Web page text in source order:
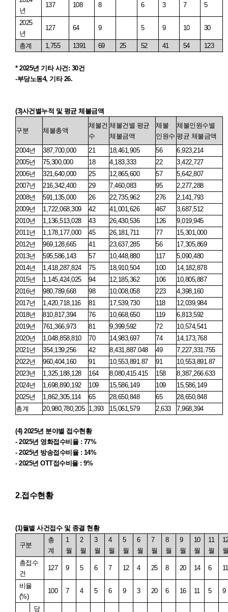
년
137 108 8 6 3 7 5
2025
년
127 64 9 5 9 10 30
총계 1,755 1391 69 25 52 41 54 123
* 2025년 기타 사건: 30건
-부당노동4, 기타26.
(3)사건별누적 및 평균 체불금액
구분 체불총액
체불건
수
체불건별 평균
체불금액
체불
인원수
체불인원수별
평균 체불금액
2004년 387,700,000 21 18,461,905 56
6,923,214
2005년 75,300,000 18 4,183,333 22
3,422,727
2006년 321,640,000 25 12,865,600 57
5,642,807
2007년 216,342,400 29 7,460,083 95
2,277,288
2008년 591,135,000 26 22,735,962 276
2,141,793
2009년 1,722,068,309 42 41,001,626 467
3,687,512
2010년 1,136,513,028 43 26,430,536 126
9,019,945
2011년 1,178,177,000 45 26,181,711 77
15,301,000
2012년 969,128,665 41 23,637,285 56
17,305,869
2013년 595,586,143 57 10,448,880 117
5,090,480
2014년 1,418,287,824 75 18,910,504 100
14,182,878
2015년 1,145,424,025 94 12,185,362 106
10,805,887
2016년 980,789,668 98 10,008,058 223
4,398,160
2017년 1,420,718,116 81 17,539,730 118
12,039,984
2018년 810,817,394 76 10,668,650 119
6,813,592
2019년 761,366,973 81 9,399,592 72
10,574,541
2020년 1,048,858,810 70 14,983,697 74
14,173,768
2021년 354,139,256 42 8,431,887.048 49
7,227,331.755
2022년 960,404,160 91 10,553,891.87 91
10,553,891.87
2023년 1,325,188,128 164 8,080,415.415 158
8,387,266.633
2024년 1,698,890,192 109 15,586,149 109
15,586,149
2025년 1,862,305,114 65 28,650,848 65
28,650,848
총계
20,980,780,205 1,393 15,061,579 2,633 7,968,394
(4) 2025년 분야별 접수현황
- 2025년 영화접수비율: 77%
- 2025년 방송접수비율: 14%
- 2025년 OTT접수비율: 9%
2.접수현황
(1)월별 사건접수 및 종결 현황
구분
총
계
1
월
2
월
3
월
4
월
5
월
6
월
7
월
8
월
9
월
10
월
11
월
총접수
건
127 9 5 6 7 12 4 25 8 20 14 6 11
비율
(%)
100 7 4 5 6 9 3 20 6 16 11 5 9
당